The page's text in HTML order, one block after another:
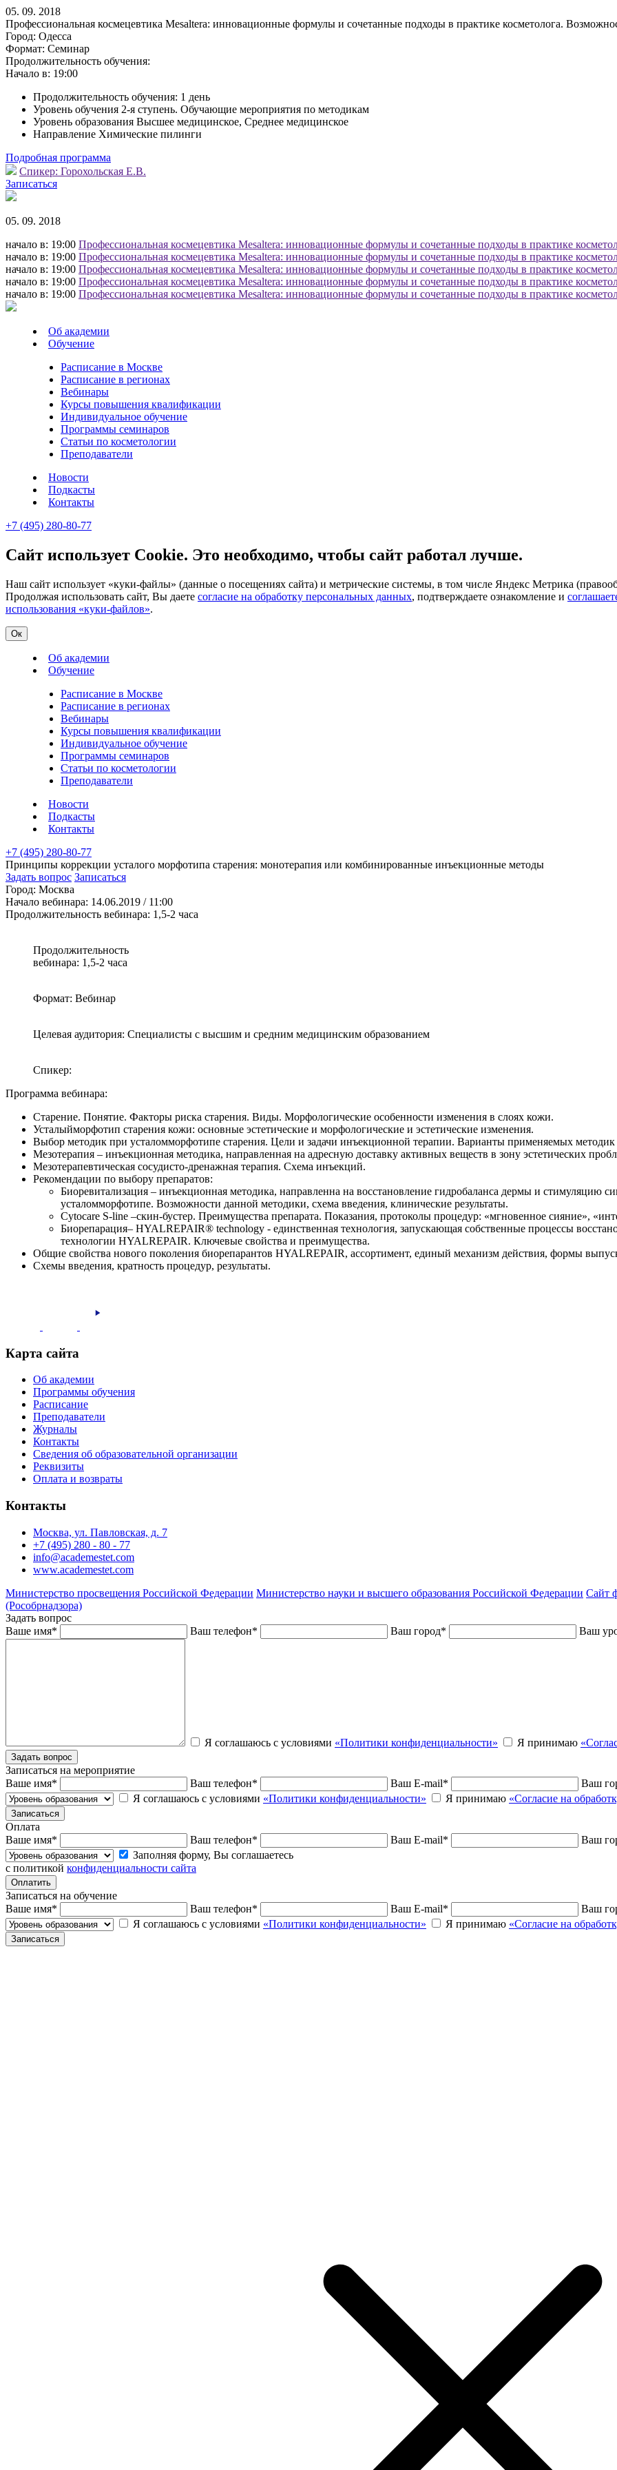
05. 09. 2018
Профессиональная космецевтика Mesaltera: инновационные формулы и сочетанные подходы в практике косметолога.
Город: Одесса
Формат: Семинар
Продолжительность обучения:
Начало в: 19:00
Продолжительность обучения: 1 день
Уровень обучения 2-я ступень. Обучающие мероприятия по методикам
Уровень образования Высшее медицинское, Среднее медицинское
Направление Химические пилинги
Подробная программа
Спикер: Горохольская Е.В.
Записаться
05. 09. 2018
начало в: 19:00 Профессиональная космецевтика Mesaltera: инновационные формулы и сочетанные подходы в практике
начало в: 19:00 Профессиональная космецевтика Mesaltera: инновационные формулы и сочетанные подходы в практике
начало в: 19:00 Профессиональная космецевтика Mesaltera: инновационные формулы и сочетанные подходы в практике
начало в: 19:00 Профессиональная космецевтика Mesaltera: инновационные формулы и сочетанные подходы в практике
начало в: 19:00 Профессиональная космецевтика Mesaltera: инновационные формулы и сочетанные подходы в практике
Об академии
Обучение
Расписание в Москве
Расписание в регионах
Вебинары
Курсы повышения квалификации
Индивидуальное обучение
Программы семинаров
Статьи по косметологии
Преподаватели
Новости
Подкасты
Контакты
+7 (495) 280-80-77
Сайт использует Cookie. Это необходимо, чтобы сайт работал лучше.
Наш сайт использует «куки-файлы» (данные о посещениях сайта) и метрические системы, в том числе Яндекс Метрика
Продолжая использовать сайт, Вы даете согласие на обработку персональных данных, подтверждаете ознакомление и
использования «куки-файлов».
Ок
Об академии
Обучение
Расписание в Москве
Расписание в регионах
Вебинары
Курсы повышения квалификации
Индивидуальное обучение
Программы семинаров
Статьи по косметологии
Преподаватели
Новости
Подкасты
Контакты
+7 (495) 280-80-77
Принципы коррекции усталого морфотипа старения: монотерапия или комбинированные инъекционные методы
Задать вопрос Записаться
Город: Москва
Начало вебинара: 14.06.2019 / 11:00
Продолжительность вебинара: 1,5-2 часа
Продолжительность
вебинара: 1,5-2 часа
Формат: Вебинар
Целевая аудитория: Специалисты с высшим и средним медицинским образованием
Спикер:
Программа вебинара:
Старение. Понятие. Факторы риска старения. Виды. Морфологические особенности изменения в слоях кожи.
Усталыйморфотип старения кожи: основные эстетические и морфологические и эстетические изменения.
Выбор методик при усталомморфотипе старения. Цели и задачи инъекционной терапии. Варианты применяемых
Мезотерапия – инъекционная методика, направленная на адресную доставку активных веществ в зону эстетических
Мезотерапевтическая сосудисто-дренажная терапия. Схема инъекций.
Рекомендации по выбору препаратов:
Биоревитализация – инъекционная методика, направленна на восстановление гидробаланса дермы и стимуляцию
усталомморфотипе. Возможности данной методики, схема введения, клинические результаты.
Cytocare S-line –скин-бустер. Преимущества препарата. Показания, протоколы процедур: «мгновенное сияние»,
Биорепарация– HYALREPAIR® technology - единственная технология, запускающая собственные процессы
технологии HYALREPAIR. Ключевые свойства и преимущества.
Общие свойства нового поколения биорепарантов HYALREPAIR, ассортимент, единый механизм действия, формы
Схемы введения, кратность процедур, результаты.
Карта сайта
Об академии
Программы обучения
Расписание
Преподаватели
Журналы
Контакты
Сведения об образовательной организации
Реквизиты
Оплата и возвраты
Контакты
Москва, ул. Павловская, д. 7
+7 (495) 280 - 80 - 77
info@academestet.com
www.academestet.com
Министерство просвещения Российской Федерации Министерство науки и высшего образования Российской Федерации Сайт
(Рособрнадзора)
Задать вопрос
Ваше имя* Ваш телефон* Ваш город* Ваш
Я соглашаюсь с условиями «Политики конфиденциальности» Я принимаю
Записаться на мероприятие
Ваше имя* Ваш телефон* Ваш E-mail*
Ваш
Я соглашаюсь с условиями «Политики конфиденциальности» Я принимаю «Согласие на
Оплата
Ваше имя* Ваш телефон* Ваш E-mail*
Ваш
Заполняя форму, Вы соглашаетесь
с политикой конфиденциальности сайта
Записаться на обучение
Ваше имя* Ваш телефон* Ваш E-mail*
Ваш
Я соглашаюсь с условиями «Политики конфиденциальности» Я принимаю «Согласие на